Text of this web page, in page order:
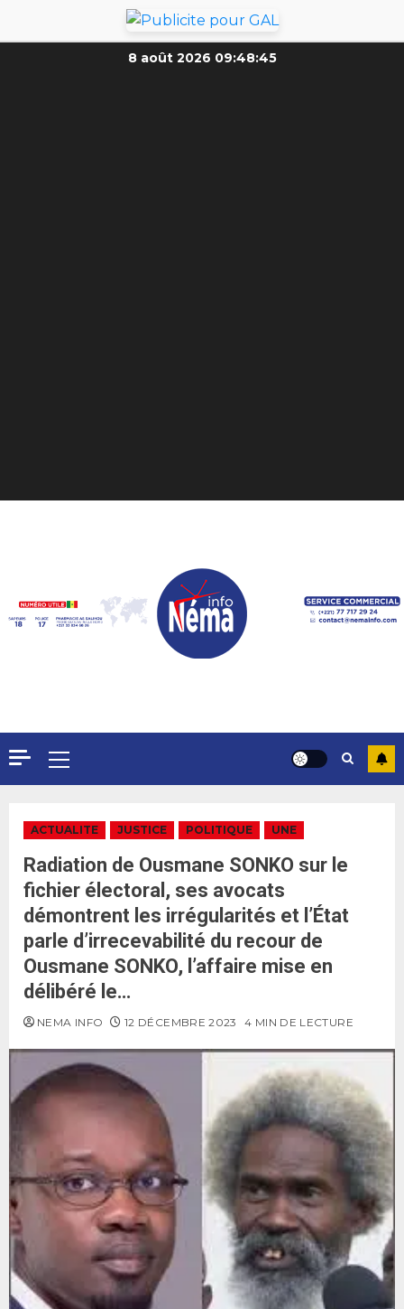
8 août 2026 09:48:47
ACTUALITE JUSTICE POLITIQUE UNE
Radiation de Ousmane SONKO sur le
fichier électoral, ses avocats
démontrent les irrégularités et l’État
parle d’irrecevabilité du recour de
Ousmane SONKO, l’affaire mise en
délibéré le…
NEMA INFO 12 DÉCEMBRE 2023 4 MIN DE LECTURE